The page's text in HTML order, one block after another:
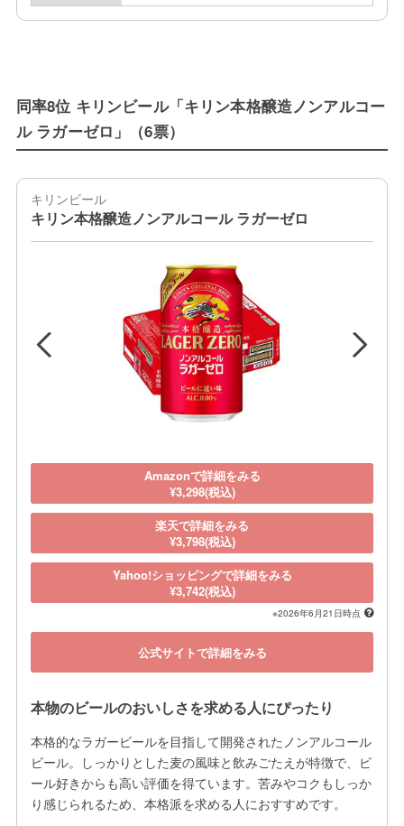
同率8位 キリンビール「キリン本格醸造ノンアルコー
ル ラガーゼロ」（6票）
キリンビール
キリン本格醸造ノンアルコール ラガーゼロ
Amazonで詳細をみる
¥3,298(税込)
楽天で詳細をみる
¥3,798(税込)
Yahoo!ショッピングで詳細をみる
¥3,742(税込)
※2026年6月21日時点
公式サイトで詳細をみる
本物のビールのおいしさを求める人にぴったり
本格的なラガービールを目指して開発されたノンアルコール
ビール。しっかりとした麦の風味と飲みごたえが特徴で、ビ
ール好きからも高い評価を得ています。苦みやコクもしっか
り感じられるため、本格派を求める人におすすめです。